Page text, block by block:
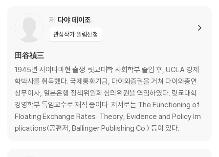
3) 금리, 주가, 금융파생상품
4) 핀테크(암호자산 등)
5) 국제금융 활동의 확대와 감독 강화
6) 환율과 외화준비
8) 달러 · 유로 · 엔 · 위안
9) 환율제도
10) IMF 체제
4. 다각화, 지역통합, 무역마찰
1) 세계경제의 재편성
저 다야 데이조
관심작가 알림신청
田谷禎三
1945년 사이타마현 출생. 릿쿄대학 사회학부 졸업 후, UCLA 경제
학박사를 취득했다. 국제통화기금, 다이와증권을 거쳐 다이와총연
상무이사, 일본은행 정책위원회 심의위원을 역임하였다. 릿쿄대학
경영학부 특임교수로 재직 중이다. 저서로는 The Functioning of
Floating Exchange Rates: Theory, Evidence and Policy Im
plications(공편저, Ballinger Publishing Co.) 등이 있다.